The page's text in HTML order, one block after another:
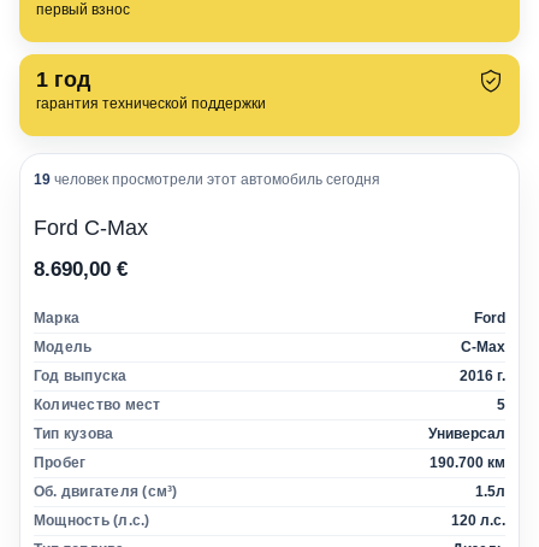
первый взнос
1 год
гарантия технической поддержки
19 человек просмотрели этот автомобиль сегодня
Ford C-Max
8.690,00 €
Марка
Ford
Модель
C-Max
Год выпуска
2016 г.
Количество мест
5
Тип кузова
Универсал
Пробег
190.700 км
Об. двигателя (см³)
1.5л
Мощность (л.с.)
120 л.с.